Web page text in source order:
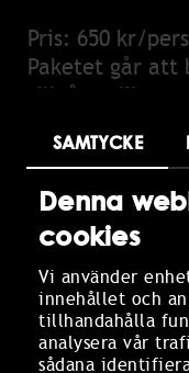
SAMTYCKE
Denna
cookies
Vi använder
innehållet och
tillhandahålla
analysera vår
sådana
Pris: 650 kr/
Paketet går att
tillgång till spa
BOKA
nedan eller
OBS!
sommarsäsong.
BOKA